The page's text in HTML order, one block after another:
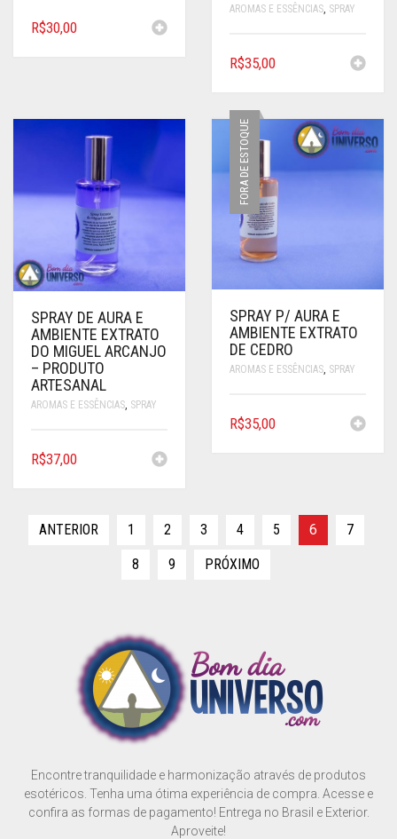
R$30,00
AROMAS E ESSÊNCIAS, SPRAY
R$35,00
SPRAY DE AURA E
AMBIENTE EXTRATO
DO MIGUEL ARCANJO
– PRODUTO
ARTESANAL
AROMAS E ESSÊNCIAS, SPRAY
R$37,00
FORA DE ESTOQUE
SPRAY P/ AURA E
AMBIENTE EXTRATO
DE CEDRO
AROMAS E ESSÊNCIAS SPRAY
R$35,00
ANTERIOR 1 2 3 4 5 6 7
8 9 PRÓXIMO
Encontre tranquilidade e harmonização através de produtos
esotéricos. Tenha uma ótima experiência de compra. Acesse e
confira as formas de pagamento! Entrega no Brasil e Exterior.
Aproveite!